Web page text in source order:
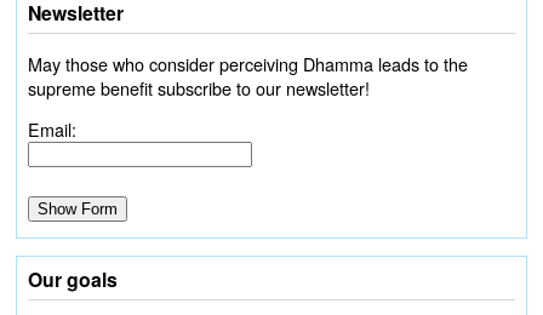
Newsletter
May those who consider perceiving Dhamma leads to the
supreme benefit subscribe to our newsletter!
Email:
Our goals